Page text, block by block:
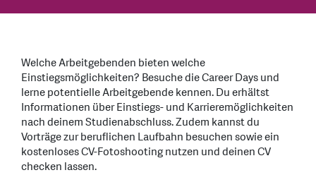
Welche Arbeitgebenden bieten welche
Einstiegsmöglichkeiten? Besuche die Career Days und
lerne potentielle Arbeitgebende kennen. Du erhältst
Informationen über Einstiegs- und Karrieremöglichkeiten
nach deinem Studienabschluss. Zudem kannst du
Vorträge zur beruflichen Laufbahn besuchen sowie ein
kostenloses CV-Fotoshooting nutzen und deinen CV
checken lassen.